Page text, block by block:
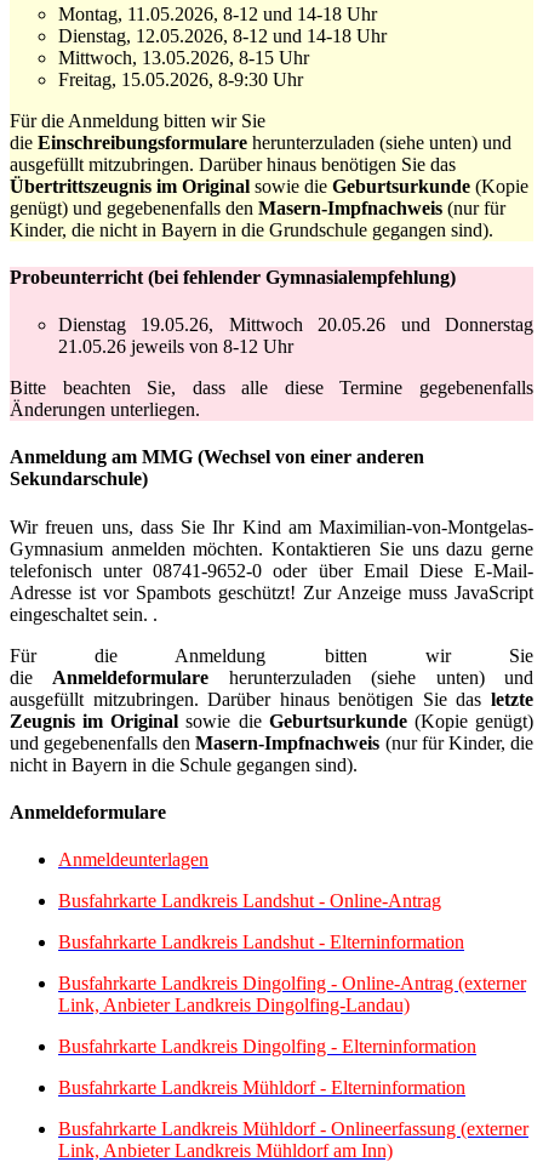
Montag, 11.05.2026, 8-12 und 14-18 Uhr
Dienstag, 12.05.2026, 8-12 und 14-18 Uhr
Mittwoch, 13.05.2026, 8-15 Uhr
Freitag, 15.05.2026, 8-9:30 Uhr
Für die Anmeldung bitten wir Sie
die Einschreibungsformulare herunterzuladen (siehe unten) und
ausgefüllt mitzubringen. Darüber hinaus benötigen Sie das
Übertrittszeugnis im Original sowie die Geburtsurkunde (Kopie
genügt) und gegebenenfalls den Masern-Impfnachweis (nur für
Kinder, die nicht in Bayern in die Grundschule gegangen sind).
Probeunterricht (bei fehlender Gymnasialempfehlung)
Dienstag 19.05.26, Mittwoch 20.05.26 und Donnerstag
21.05.26 jeweils von 8-12 Uhr
Bitte beachten Sie, dass alle diese Termine gegebenenfalls
Änderungen unterliegen.
Anmeldung am MMG (Wechsel von einer anderen
Sekundarschule)
Wir freuen uns, dass Sie Ihr Kind am Maximilian-von-Montgelas-
Gymnasium anmelden möchten. Kontaktieren Sie uns dazu gerne
telefonisch unter 08741-9652-0 oder über Email Diese E-Mail-
Adresse ist vor Spambots geschützt! Zur Anzeige muss JavaScript
eingeschaltet sein. .
Für die Anmeldung bitten wir Sie
die Anmeldeformulare herunterzuladen (siehe unten) und
ausgefüllt mitzubringen. Darüber hinaus benötigen Sie das letzte
Zeugnis im Original sowie die Geburtsurkunde(Kopie genügt)
und gegebenenfalls denMasern-Impfnachweis (nur für Kinder, die
nicht in Bayern in die Schule gegangen sind).
Anmeldeformulare
Anmeldeunterlagen
Busfahrkarte Landkreis Landshut - Online-Antrag
Busfahrkarte Landkreis Landshut - Elterninformation
Busfahrkarte Landkreis Dingolfing - Online-Antrag (externer
Link, Anbieter Landkreis Dingolfing-Landau)
Busfahrkarte Landkreis Dingolfing - Elterninformation
Busfahrkarte Landkreis Mühldorf - Elterninformation
Busfahrkarte Landkreis Mühldorf - Onlineerfassung (externer
Link, Anbieter Landkreis Mühldorf am Inn)